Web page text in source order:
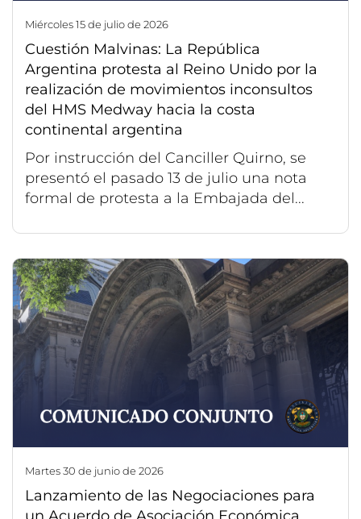
miércoles 15 de julio de 2026
Cuestión Malvinas: La República
Argentina protesta al Reino Unido por la
realización de movimientos inconsultos
del HMS Medway hacia la costa
continental argentina
Por instrucción del Canciller Quirno, se
presentó el pasado 13 de julio una nota
formal de protesta a la Embajada del...
martes 30 de junio de 2026
Lanzamiento de las Negociaciones para